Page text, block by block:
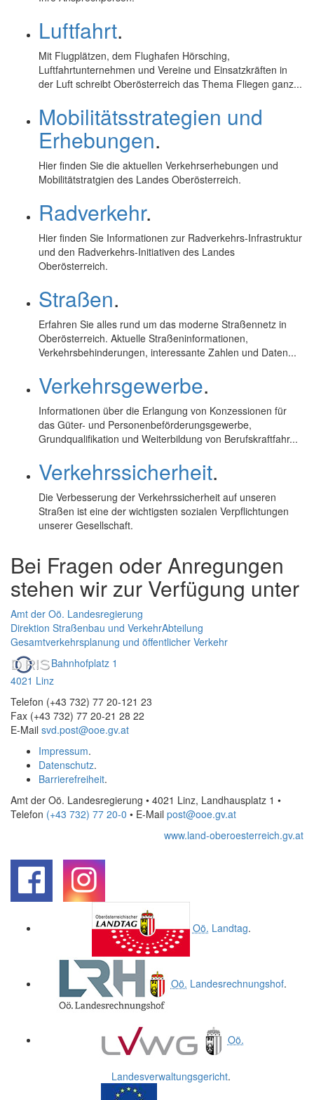
Luftfahrt.
Mit Flugplätzen, dem Flughafen Hörsching,
Luftfahrtunternehmen und Vereine und Einsatzkräften in
der Luft schreibt Oberösterreich das Thema Fliegen ganz...
Mobilitätsstrategien und
Erhebungen.
Hier finden Sie die aktuellen Verkehrserhebungen und
Mobilitätstratgien des Landes Oberösterreich.
Radverkehr.
Hier finden Sie Informationen zur Radverkehrs-Infrastruktur
und den Radverkehrs-Initiativen des Landes
Oberösterreich.
Straßen.
Erfahren Sie alles rund um das moderne Straßennetz in
Oberösterreich. Aktuelle Straßeninformationen,
Verkehrsbehinderungen, interessante Zahlen und Daten...
Verkehrsgewerbe.
Informationen über die Erlangung von Konzessionen für
das Güter- und Personenbeförderungsgewerbe,
Grundqualifikation und Weiterbildung von Berufskraftfahr...
Verkehrssicherheit.
Die Verbesserung der Verkehrssicherheit auf unseren
Straßen ist eine der wichtigsten sozialen Verpflichtungen
unserer Gesellschaft.
Bei Fragen oder Anregungen
stehen wir zur Verfügung unter
Amt der Oö. Landesregierung
Direktion Straßenbau und VerkehrAbteilung
Gesamtverkehrsplanung und öffentlicher Verkehr
Bahnhofplatz 1
4021 Linz
Telefon (+43 732) 77 20-121 23
Fax (+43 732) 77 20-21 28 22
E-Mail svd.post@ooe.gv.at
Impressum.
Datenschutz.
Barrierefreiheit.
Amt der Oö. Landesregierung • 4021 Linz, Landhausplatz 1 •
Telefon (+43 732) 77 20-0 • E-Mail post@ooe.gv.at
www.land-oberoesterreich.gv.at
Oö. Landtag.
Oö. Landesrechnungshof.
Oö.
Landesverwaltungsgericht.